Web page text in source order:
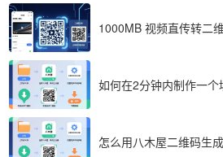
1000MB 视频直传转二
如何在2分钟内制作一个
怎么用八木屋二维码生